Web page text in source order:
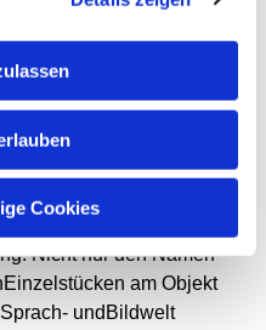
Cookies
Teilen nach Jesus
Die Installation stelle
Teilen inden Mittelpunkt.
skulpturaleAktionskunst",
Elisabeth Kessler-
Nicht nur den Namen
am Objekt
undBildwelt